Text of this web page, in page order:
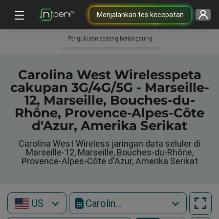
Menjalankan tes kecepatan
Pengukuran sedang berlangsung
Carolina West Wirelesspeta
cakupan 3G/4G/5G - Marseille-
12, Marseille, Bouches-du-
Rhône, Provence-Alpes-Côte
d'Azur, Amerika Serikat
Carolina West Wireless jaringan data seluler di
Marseille-12, Marseille, Bouches-du-Rhône,
Provence-Alpes-Côte d'Azur, Amerika Serikat
US Carolina West Wireless